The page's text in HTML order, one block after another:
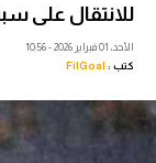
ميركاتو
فانتازي في الجول
مسابقة
فيديوهات
للانتقال على
الأحد، 01 فبراير 2026 - 10:56
كتب : FilGoal